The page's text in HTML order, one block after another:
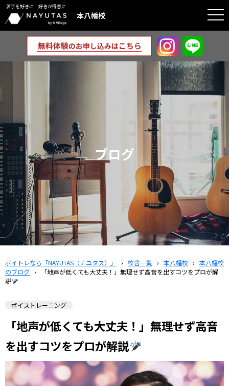
苦手を好きに 好きが得意に
本八幡校
ブログ
ボイトレなら「NAYUTAS（ナユタス）」 › 校舎一覧 › 本八幡校 › 本八幡校
のブログ ›
「地声が低くても大丈夫！」無理せず高音を出すコツをプロが解
説
ボイストレーニング
「地声が低くても大丈夫！」無理せず高音
を出すコツをプロが解説